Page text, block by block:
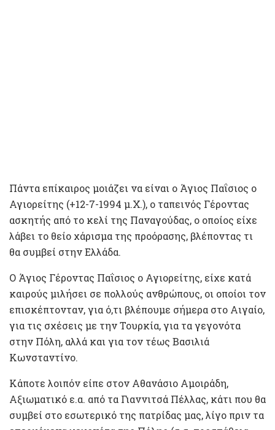
Πάντα επίκαιρος μοιάζει να είναι ο Άγιος Παΐσιος ο
Αγιορείτης (+12-7-1994 μ.Χ.), ο ταπεινός Γέροντας
ασκητής από το κελί της Παναγούδας, ο οποίος είχε
λάβει το θείο χάρισμα της προόρασης, βλέποντας τι
θα συμβεί στην Ελλάδα.
Ο Άγιος Γέροντας Παΐσιος ο Αγιορείτης, είχε κατά
καιρούς μιλήσει σε πολλούς ανθρώπους, οι οποίοι τον
επισκέπτονταν, για ό,τι βλέπουμε σήμερα στο Αιγαίο,
για τις σχέσεις με την Τουρκία, για τα γεγονότα
στην Πόλη, αλλά και για τον τέως Βασιλιά
Κωνσταντίνο.
Κάποτε λοιπόν είπε στον Αθανάσιο Αμοιράδη,
Αξιωματικό ε.α. από τα Γιαννιτσά Πέλλας, κάτι που θα
συμβεί στο εσωτερικό της πατρίδας μας, λίγο πριν τα